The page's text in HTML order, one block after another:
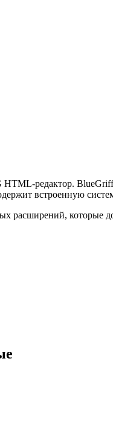
редактор.
встроенную
расширений, которые